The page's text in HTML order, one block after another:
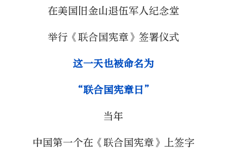
在美国旧金山退伍军人纪念堂
举行《联合国宪章》签署仪式
这一天也被命名为
“联合国宪章日”
当年
中国第一个在《联合国宪章》上签字